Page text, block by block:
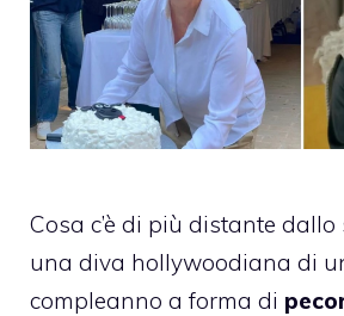
Cosa c’è di più distante
una diva hollywoodiana di
compleanno a forma di